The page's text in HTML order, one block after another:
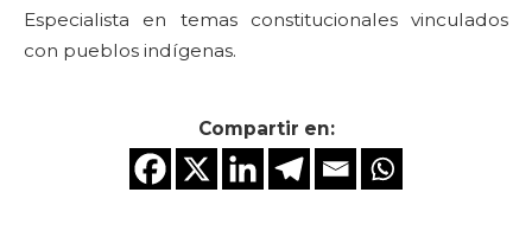
Especialista en temas constitucionales vinculados
con pueblos indígenas.
Compartir en: